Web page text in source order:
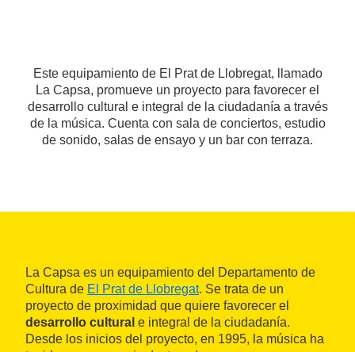
Este equipamiento de El Prat de Llobregat, llamado
La Capsa, promueve un proyecto para favorecer el
desarrollo cultural e integral de la ciudadanía a través
de la música. Cuenta con sala de conciertos, estudio
de sonido, salas de ensayo y un bar con terraza.
La Capsa es un equipamiento del Departamento de
Cultura de El Prat de Llobregat. Se trata de un
proyecto de proximidad que quiere favorecer el
desarrollo cultural e integral de la ciudadanía.
Desde los inicios del proyecto, en 1995, la música ha